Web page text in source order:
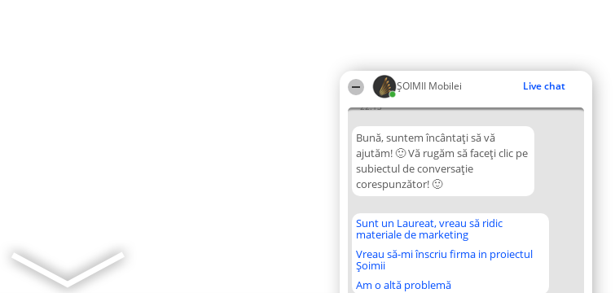
ȘOIMII Mobilei Live chat
22:13
Bună, suntem încântați să vă
ajutăm! 🙂 Vă rugăm să faceți clic pe
subiectul de conversație
corespunzător! 🙂
Sunt un Laureat, vreau să ridic
materiale de marketing
Vreau să-mi înscriu firma in proiectul
Șoimii
Am o altă problemă